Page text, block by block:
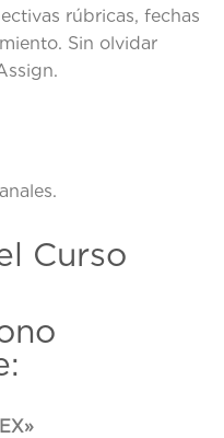
rúbricas, fechas
Sin olvidar
Curso